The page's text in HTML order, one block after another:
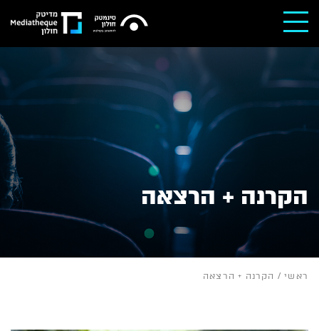
הקרנה + הרצאה
ראשי/ הקרנה + הרצאה